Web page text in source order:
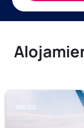
VOLOS